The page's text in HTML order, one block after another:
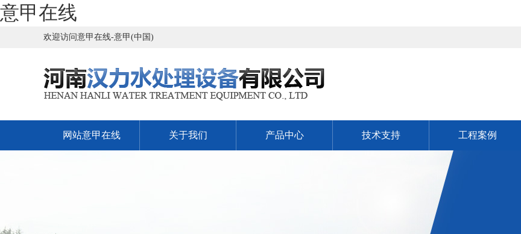
意甲在线
欢迎访问意甲在线-意甲(中国)
网站意甲在线 关于我们 产品中心 技术支持 工程案例